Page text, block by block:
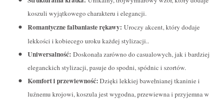
koszuli wyjątkowego charakteru i elegancji.
Romantyczne falbaniaste rękawy: Uroczy akcent, który dodaje
lekkości i kobiecego uroku każdej stylizacji..
Uniwersalność: Doskonała zarówno do casualowych, jak i bardziej
eleganckich stylizacji, pasuje do spodni, spódnic i szortów.
Komfort i przewiewność:Dzięki lekkiej bawełnianej tkaninie i
luźnemu krojowi, koszula jest wygodna, przewiewna i przyjemna w